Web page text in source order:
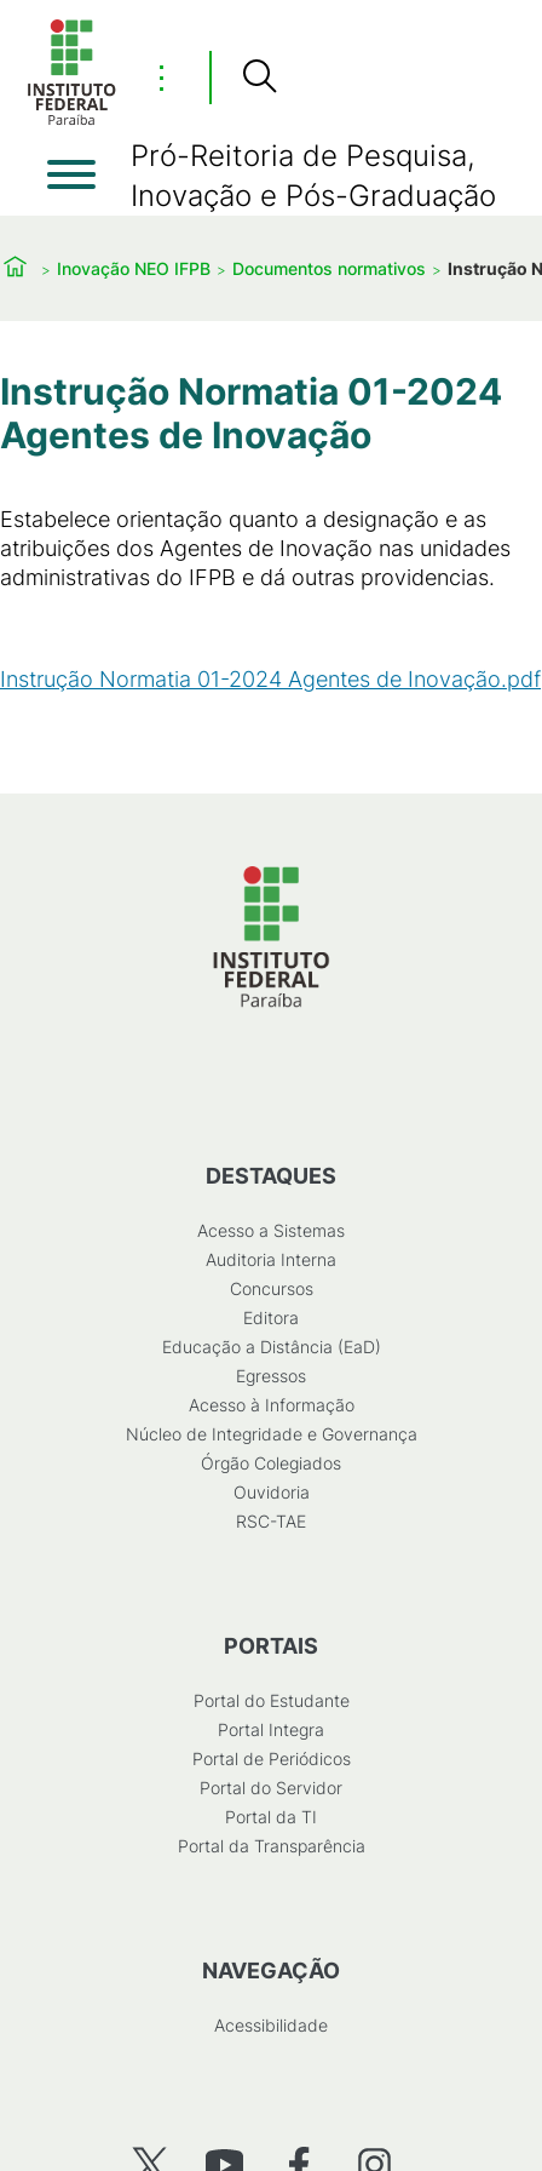
⋮
Pró-Reitoria de Pesquisa,
Inovação e Pós-Graduação
Inovação NEO IFPB Documentos normativos Instrução
Instrução Normatia 01-2024
Agentes de Inovação
Estabelece orientação quanto a designação e as
atribuições dos Agentes de Inovação nas unidades
administrativas do IFPB e dá outras providencias.
Instrução Normatia 01-2024 Agentes de Inovação.pdf
DESTAQUES
Acesso a Sistemas
Auditoria Interna
Concursos
Editora
Educação a Distância (EaD)
Egressos
Acesso à Informação
Núcleo de Integridade e Governança
Órgão Colegiados
Ouvidoria
RSC-TAE
PORTAIS
Portal do Estudante
Portal Integra
Portal de Periódicos
Portal do Servidor
Portal da TI
Portal da Transparência
NAVEGAÇÃO
Acessibilidade